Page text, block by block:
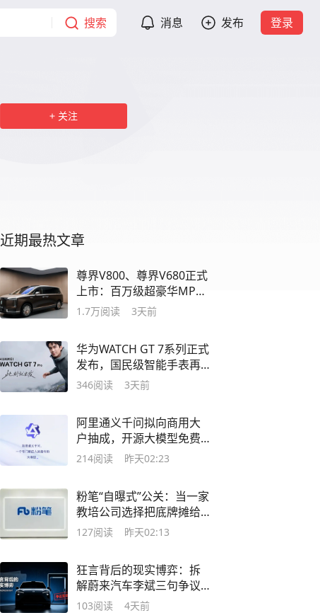
搜索 消息 发布 登录
关注
近期最热文章
尊界V800、尊界V680正式
上市：百万级超豪华MPV
怎样照顾三排乘员
1.7万阅读 3天前
华为WATCH GT 7系列正式
发布，国民级智能手表再
进化
346阅读 3天前
阿里通义千问拟向商用大
户抽成，开源大模型免费
时代正在终结
214阅读 昨天02:23
粉笔“自曝式”公关：当一家
教培公司选择把底牌摊给
所有人看
127阅读 昨天02:13
狂言背后的现实博弈：拆
解蔚来汽车李斌三句争议
言论
103阅读 4天前